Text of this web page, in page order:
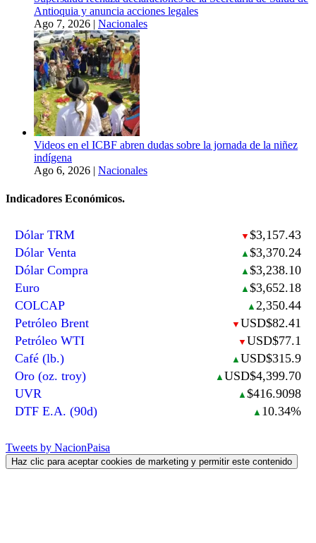
Antioquia y anuncia acciones legales
Ago 7, 2026 | Nacionales
Videos en el ICBF abren dudas sobre la jornada de la niñez
indígena
Ago 6, 2026 | Nacionales
Indicadores Económicos.
Dólar TRM ▼ $3,157.43
Dólar Venta
▲ $3,370.24
Dólar Compra
▲ $3,238.10
Euro
▲ $3,652.18
COLCAP
▲ 2,350.44
Petróleo Brent
▼ USD$82.41
Petróleo WTI
▼ USD$77.1
Café (lb.)
▲ USD$315.9
Oro (oz. troy)
▲ USD$4,399.70
UVR
▲ $416.9098
DTF E.A. (90d)
▲ 10.34%
Tweets by NacionPaisa
Haz clic para aceptar cookies de marketing y permitir este contenido